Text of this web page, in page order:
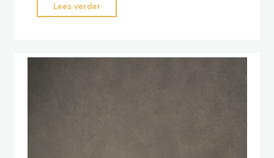
Lees verder
Slate